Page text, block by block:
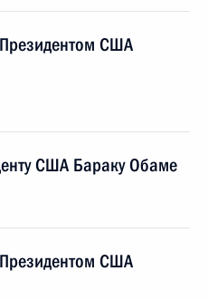
США
США Бараку Обаме
США